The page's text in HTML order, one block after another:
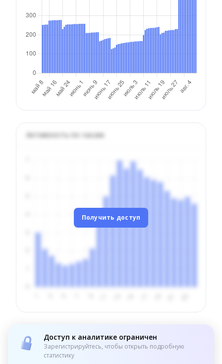
Активность по часам
Получить доступ
Доступ к аналитике ограничен
Зарегистрируйтесь, чтобы открыть подробную
статистику